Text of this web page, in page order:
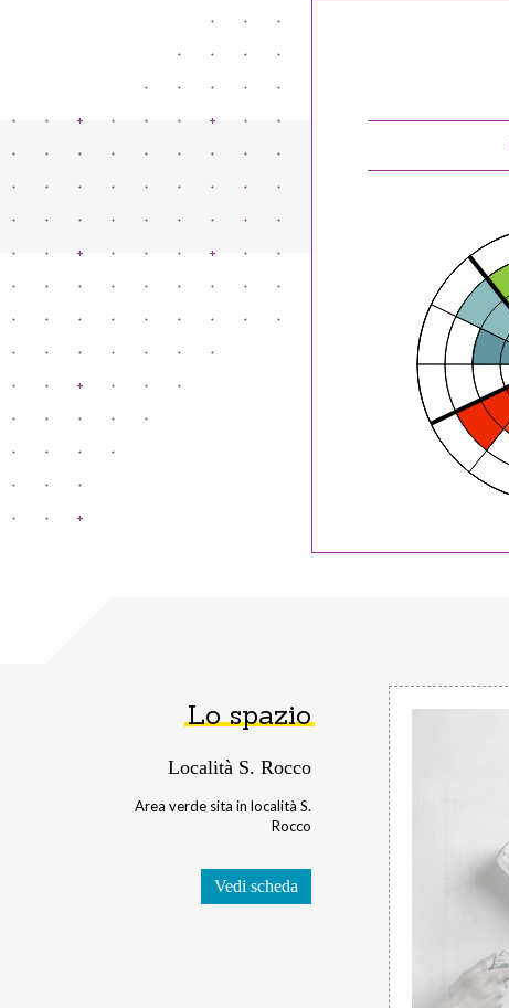
Lo spazio
Località S. Rocco
Area verde sita in località S.
Rocco
Vedi scheda